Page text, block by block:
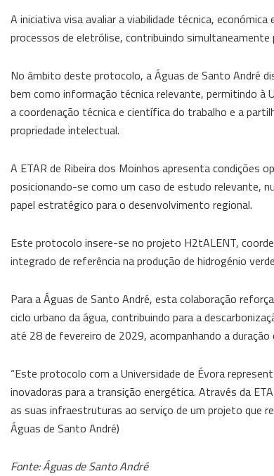
A iniciativa visa avaliar a viabilidade técnica,
processos de eletrólise, contribuindo
No âmbito deste protocolo, a Águas de Santo André
bem como informação técnica relevante, permitindo à
a coordenação técnica e científica do trabalho e a
propriedade intelectual.
A ETAR de Ribeira dos Moinhos apresenta condições
posicionando-se como um caso de estudo relevante,
papel estratégico para o desenvolvimento regional.
Este protocolo insere-se no projeto H2tALENT,
integrado de referência na produção de hidrogénio
Para a Águas de Santo André, esta colaboração
ciclo urbano da água, contribuindo para a
até 28 de fevereiro de 2029, acompanhando a
“Este protocolo com a Universidade de Évora
inovadoras para a transição energética. Através da
as suas infraestruturas ao serviço de um projeto que
Águas de Santo André)
Fonte: Águas de Santo André